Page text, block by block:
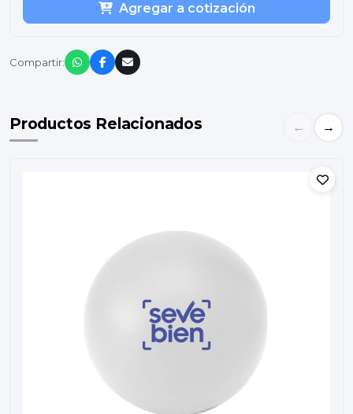
Agregar a cotización
Compartir:
Productos Relacionados ← →